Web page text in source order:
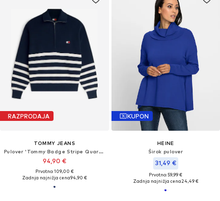
RAZPRODAJA
TOMMY JEANS
Pulover 'Tommy Badge Stripe Quarter-zip'
94,90 €
Prvotno: 109,00 €
Zadnja najnižja cena94,90 €
KUPON
HEINE
Širok pulover
31,49 €
Prvotno: 59,99 €
Zadnja najnižja cena24,49 €